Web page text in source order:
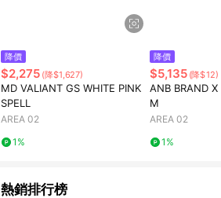
降價
$2,275 (降$1,627)
MD VALIANT GS WHITE PINK
SPELL
AREA 02
1%
降價
$5,135 (降$12)
ANB BRAND
M
AREA 02
1%
熱銷排行榜